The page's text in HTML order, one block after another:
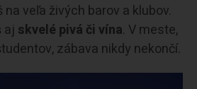
veľa živých barov a klubov.
aj skvelé pivá či vína. V meste,
zábava nikdy nekončí.